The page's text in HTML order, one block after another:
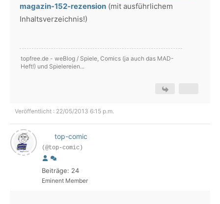
magazin-152-rezension (mit ausführlichem
Inhaltsverzeichnis!)
topfree.de - weBlog / Spiele, Comics (ja auch das MAD-
Heft!) und Spielereien...
Veröffentlicht : 22/05/2013 6:15 p.m.
top-comic
(@top-comic)
Beiträge: 24
Eminent Member